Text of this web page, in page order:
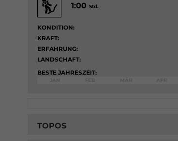
1:00Std.
KONDITION:
KRAFT:
ERFAHRUNG:
LANDSCHAFT:
BESTE JAHRESZEIT:
TOPOS